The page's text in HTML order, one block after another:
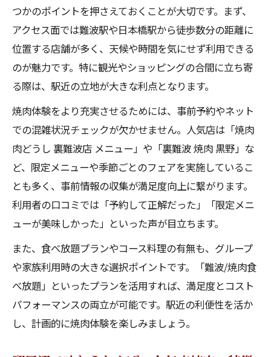
つかのポイントを押さえておくことが大切です。まず、
アクセス面では難波駅や日本橋駅から徒歩数分の距離に
位置する店舗が多く、天候や時間を気にせず利用できる
のが魅力です。特に観光やショッピングの合間に立ち寄
る際は、駅近の立地が大きな利点となります。
焼肉体験をより充実させるためには、事前予約やネット
での混雑状況チェックが欠かせません。人気店は「焼肉
肉どうし 裏難波店 メニュー」や「裏難波 焼肉 黒野」な
ど、限定メニューや季節ごとのフェアを実施しているこ
とも多く、事前情報の収集が満足度向上に繋がります。
利用者の口コミでは「予約して正解だった」「限定メニ
ューが美味しかった」といった声が目立ちます。
また、食べ放題プランやコース料理の有無も、グループ
や家族利用時の大きな選択ポイントです。「難波/焼肉食
べ放題」といったプランを活用すれば、満足度とコスト
パフォーマンスの両立が可能です。駅近の利便性を活か
し、計画的に焼肉体験を楽しみましょう。